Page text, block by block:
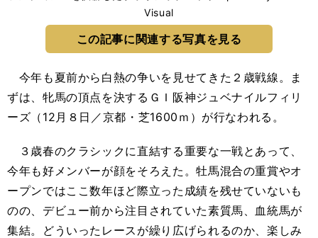
Visual
この記事に関連する写真を見る
今年も夏前から白熱の争いを見せてきた２歳戦線。ま
ずは、牝馬の頂点を決するＧＩ阪神ジュベナイルフィリ
ーズ（12月８日／京都・芝1600ｍ）が行なわれる。
３歳春のクラシックに直結する重要な一戦とあって、
今年も好メンバーが顔をそろえた。牡馬混合の重賞やオ
ープンではここ数年ほど際立った成績を残せていないも
のの、デビュー前から注目されていた素質馬、血統馬が
集結。どういったレースが繰り広げられるのか、楽しみ